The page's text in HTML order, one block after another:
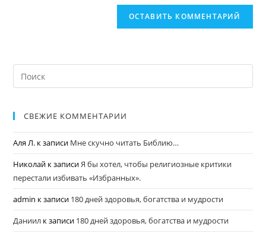
СВЕЖИЕ КОММЕНТАРИИ
Аля Л. к записи Мне скучно читать Библию…
Николай к записиЯ бы хотел, чтобы религиозные критики
перестали избивать «Избранных».
admin к записи 180 дней здоровья, богатства и мудрости
Даниил к записи 180 дней здоровья, богатства и мудрости